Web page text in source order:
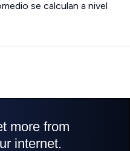
se calculan a nivel